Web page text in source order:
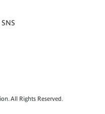
All Rights Reserved.